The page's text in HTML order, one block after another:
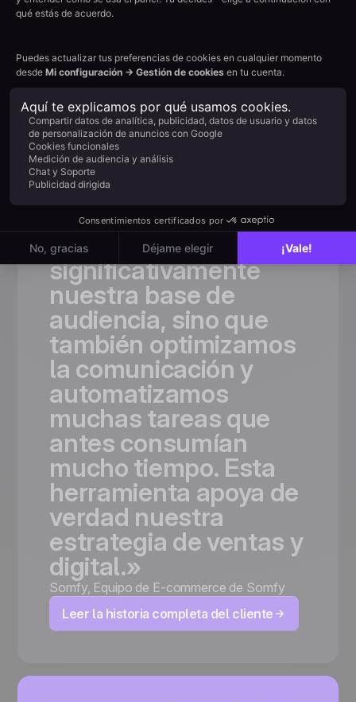
Reseñas de cliente
La elecciónde los equipos
en pleno crecimiento
«Gracias
User,nosolo
ampliamos
significativamente
nuestra base de
audiencia, sino que
también optimizamos
la comunicación y
automatizamos
muchas tareas que
antes consumían
mucho tiempo. Esta
herramienta apoya de
verdad nuestra
estrategia deventas y
digital.»
Somfy, Equipo de E-commerce de Somfy
Leer la historia completa del cliente